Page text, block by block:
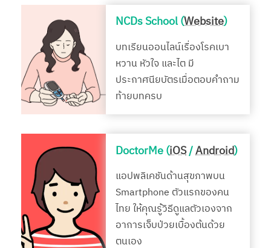
NCDs School (Website)
บทเรียนออนไลน์เรื่องโรคเบา
หวาน หัวใจ และไต มี
ประกาศนียบัตรเมื่อตอบคำถาม
ท้ายบทครบ
DoctorMe (iOS/Android)
แอปพลิเคชันด้านสุขภาพบน
Smartphone ตัวแรกของคน
ไทย ให้คุณรู้วิธีดูแลตัวเองจาก
อาการเจ็บป่วยเบื้องต้นด้วย
ตนเอง